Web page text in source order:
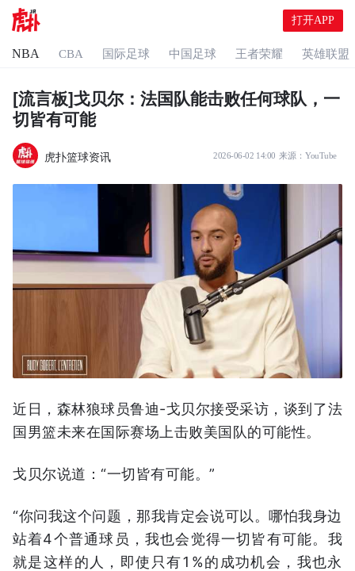
打开APP
NBA CBA 国际足球 中国足球 王者荣耀 英雄联盟
[流言板]戈贝尔：法国队能击败任何球队，一
切皆有可能
虎扑篮球资讯 2026-06-02 14:00 来源： YouTube
近日，森林狼球员鲁迪-戈贝尔接受采访，谈到了法
国男篮未来在国际赛场上击败美国队的可能性。
戈贝尔说道：“一切皆有可能。”
“你问我这个问题，那我肯定会说可以。哪怕我身边
站着4个普通球员，我也会觉得一切皆有可能。我
就是这样的人，即使只有1%的成功机会，我也永